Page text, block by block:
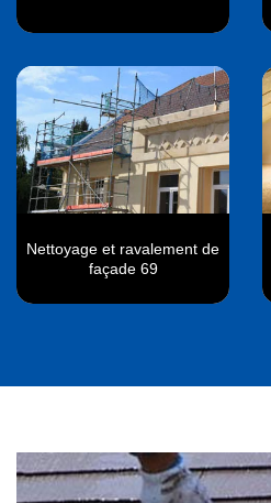
Nettoyage et ravalement de
façade 69